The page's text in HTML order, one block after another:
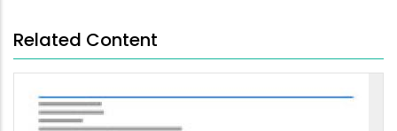
Related Content